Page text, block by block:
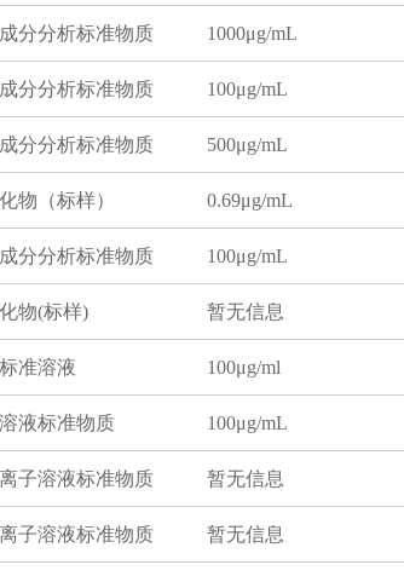
分分析标准物质 1000μg/mL
分分析标准物质 100μg/mL
分分析标准物质 500μg/mL
物（标样） 0.69μg/mL
分分析标准物质 100μg/mL
物(标样) 暂无信息
准溶液 100μg/ml
液标准物质 100μg/mL
子溶液标准物质 暂无信息
子溶液标准物质 暂无信息